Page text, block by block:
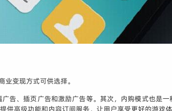
变现方式可供选择。
告、插页广告和激励广告等。其次，内购模式也是
供高级功能和内容订阅服务，让用户享受更好的游戏